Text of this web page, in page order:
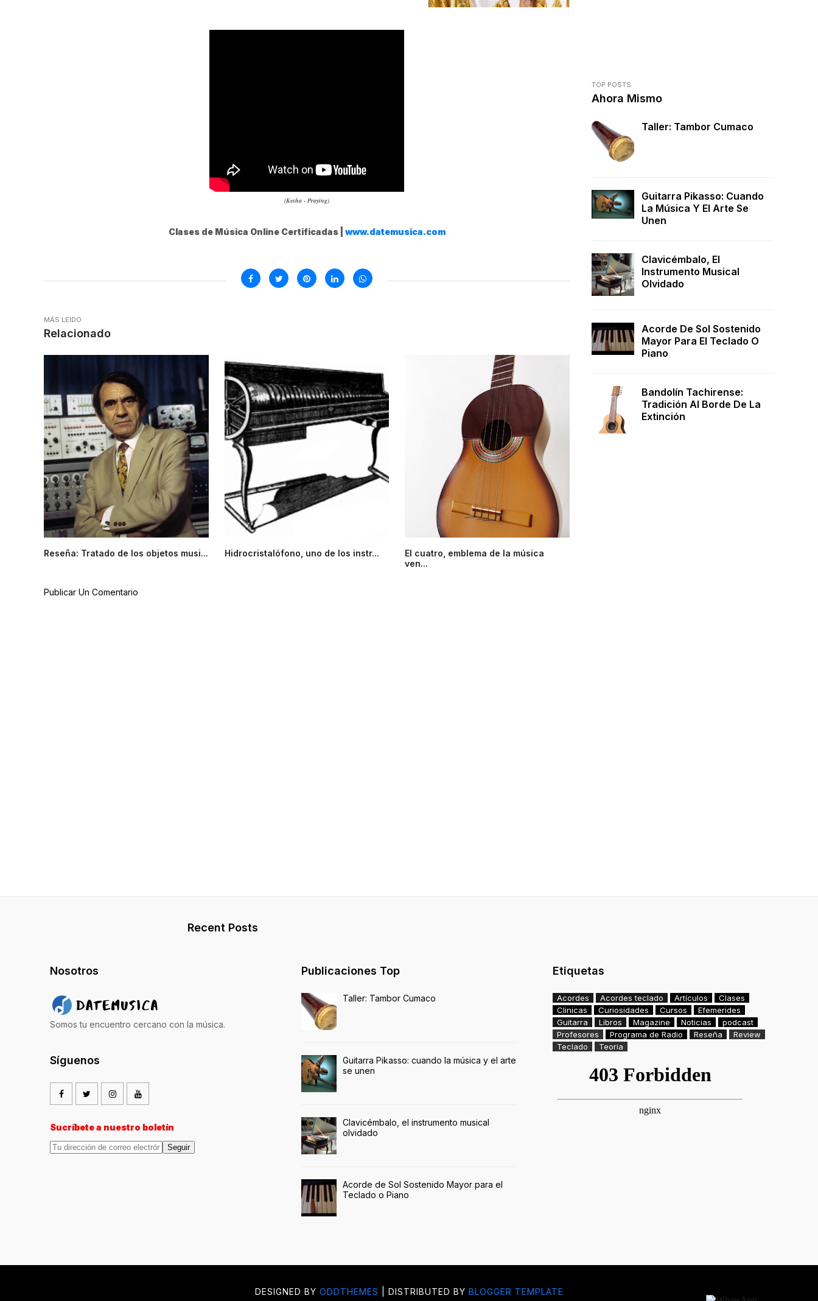
(Kesha - Praying)
Clases de Música Online Certificadas | www.datemusica.com
MÁS LEIDO
Relacionado
Reseña: Tratado de los objetos musi... Hidrocristalófono, uno de los instr...
El cuatro, emblema de la música
ven...
Publicar Un Comentario
TOP POSTS
Ahora Mismo
Taller: Tambor Cumaco
Guitarra Pikasso: Cuando
La Música Y El Arte Se
Unen
Clavicémbalo, El
Instrumento Musical
Olvidado
Acorde De Sol Sostenido
Mayor Para El Teclado O
Piano
Bandolín Tachirense:
Tradición Al Borde De La
Extinción
Recent Posts
Nosotros
Somos tu encuentro cercano con la música.
Síguenos
Sucríbete a nuestro boletín
Seguir
Publicaciones Top
Taller: Tambor Cumaco
Guitarra Pikasso: cuando la música y el arte
se unen
Clavicémbalo, el instrumento musical
olvidado
Acorde de Sol Sostenido Mayor para el
Teclado o Piano
Etiquetas
Acordes Acordes teclado Artículos
Clases
Clinicas
Curiosidades Cursos
Efemerides
Guitarra
Libros Magazine Noticias
podcast
Profesores
Programa de Radio Reseña
Review
Teclado
Teoria
DESIGNED BY ODDTHEMES | DISTRIBUTED BY BLOGGER TEMPLATE